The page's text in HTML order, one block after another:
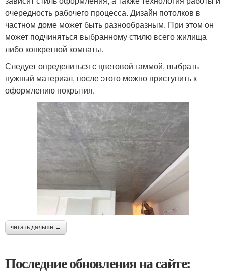
очередность рабочего процесса. Дизайн потолков в
частном доме может быть разнообразным. При этом он
может подчиняться выбранному стилю всего жилища
либо конкретной комнаты.
Следует определиться с цветовой гаммой, выбрать
нужный материал, после этого можно приступить к
оформлению покрытия.
читать дальше →
Последние обновления на сайте: